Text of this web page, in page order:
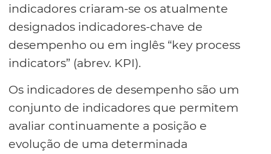
indicadores criaram-se os atualmente
designados indicadores-chave de
desempenho ou em inglês “key process
indicators” (abrev. KPI).
Os indicadores de desempenho são um
conjunto de indicadores que permitem
avaliar continuamente a posição e
evolução de uma determinada